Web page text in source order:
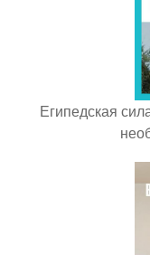
Египедская